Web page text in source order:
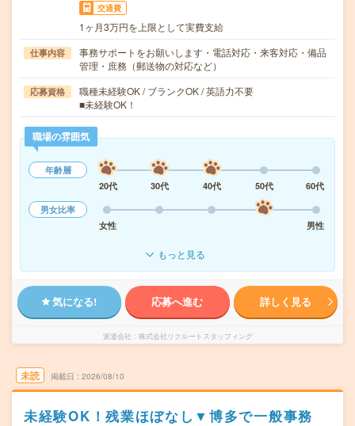
交通費
1ヶ月3万円を上限として実費支給
仕事内容
事務サポートをお願いします・電話対応・来客対応・備品
管理・庶務（郵送物の対応など）
応募資格
職種未経験OK / ブランクOK / 英語力不要
■未経験OK！
職場の雰囲気
年齢層
20代
30代 40代 50代
60代
男女比率
女性
男性
もっと見る
気になる! 応募へ進む 詳しく見る
派遣会社 株式会社リクルートスタッフィング
未読 掲載日 2026/08/10
未経験OK！残業ほぼなし▼博多で一般事務